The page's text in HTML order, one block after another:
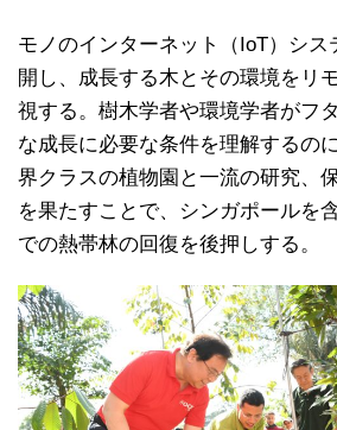
モノのインターネット（IoT）シス
開し、成長する木とその環境をリ
視する。樹木学者や環境学者がフ
な成長に必要な条件を理解するの
界クラスの植物園と一流の研究、
を果たすことで、シンガポールを
での熱帯林の回復を後押しする。